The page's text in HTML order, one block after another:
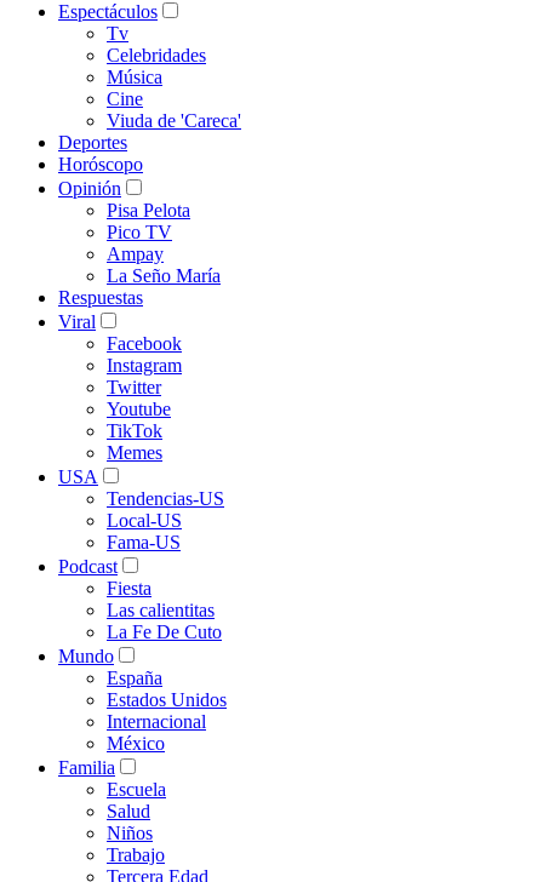
Espectáculos
Tv
Celebridades
Música
Cine
Viuda de 'Careca'
Deportes
Horóscopo
Opinión
Pisa Pelota
Pico TV
Ampay
La Seño María
Respuestas
Viral
Facebook
Instagram
Twitter
Youtube
TikTok
Memes
USA
Tendencias-US
Local-US
Fama-US
Podcast
Fiesta
Las calientitas
La Fe De Cuto
Mundo
España
Estados Unidos
Internacional
México
Familia
Escuela
Salud
Niños
Trabajo
Tercera Edad